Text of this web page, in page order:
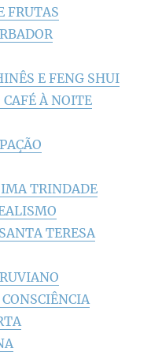
FRUTAS
E FENG SHUI
À NOITE
TRINDADE
TERESA